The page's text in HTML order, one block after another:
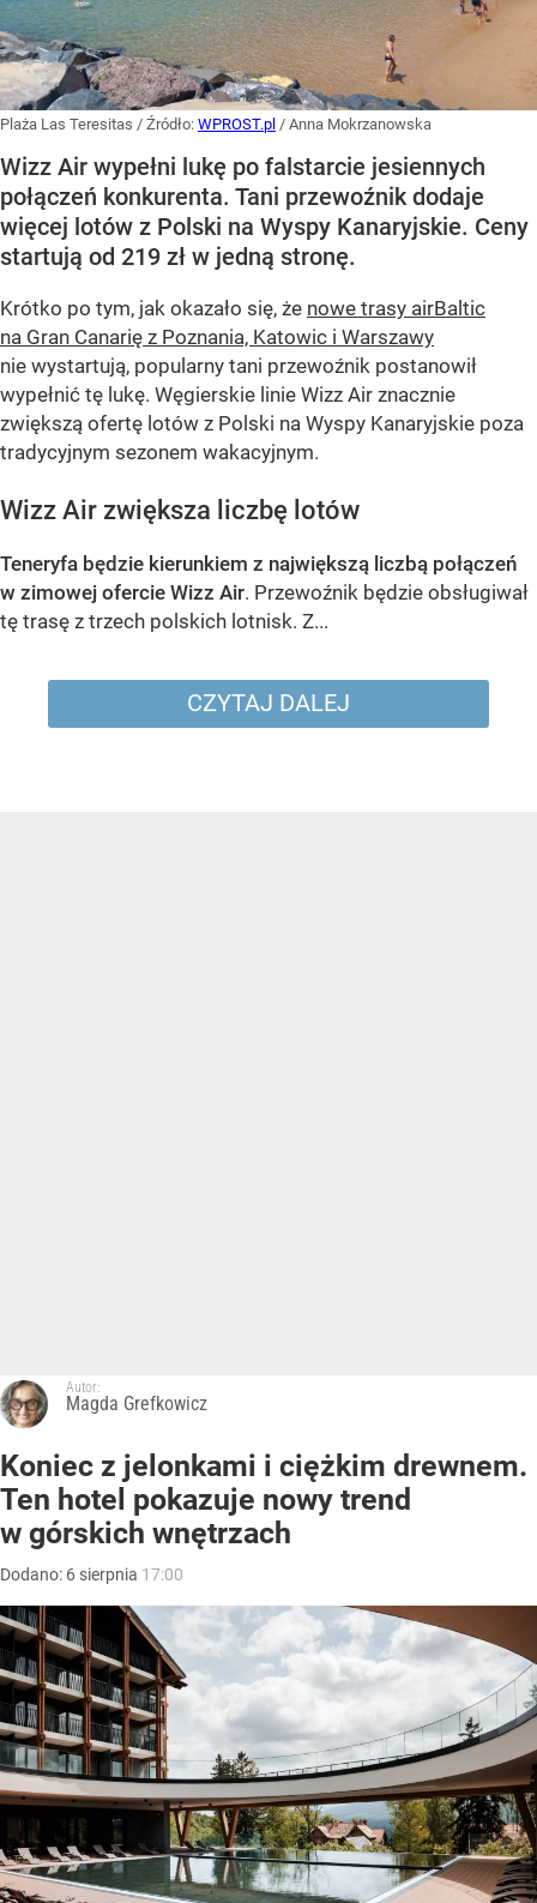
Plaża Las Teresitas / Źródło: WPROST.pl / Anna Mokrzanowska
Wizz Air wypełni lukę po falstarcie jesiennych
połączeń konkurenta. Tani przewoźnik dodaje
więcej lotów z Polski na Wyspy Kanaryjskie. Ceny
startują od 219 zł w jedną stronę.
Krótko po tym, jak okazało się, że nowe trasy airBaltic
na Gran Canarię z Poznania, Katowic i Warszawy
nie wystartują, popularny tani przewoźnik postanowił
wypełnić tę lukę. Węgierskie linie Wizz Air znacznie
zwiększą ofertę lotów z Polski na Wyspy Kanaryjskie poza
tradycyjnym sezonem wakacyjnym.
Wizz Air zwiększa liczbę lotów
Teneryfa będzie kierunkiem z największą liczbą połączeń
w zimowej ofercie Wizz Air. Przewoźnik będzie obsługiwał
tę trasę z trzech polskich lotnisk. Z...
CZYTAJ DALEJ
Autor:
Magda Grefkowicz
Koniec z jelonkami i ciężkim drewnem.
Ten hotel pokazuje nowy trend
w górskich wnętrzach
Dodano: 6 sierpnia 17:00